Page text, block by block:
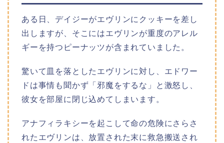
ある日、デイジーがエヴリンにクッキーを差し
出しますが、そこにはエヴリンが重度のアレル
ギーを持つピーナッツが含まれていました。
驚いて皿を落としたエヴリンに対し、エドワー
ドは事情も聞かず「邪魔をするな」と激怒し、
彼女を部屋に閉じ込めてしまいます。
アナフィラキシーを起こして命の危険にさらさ
れたエヴリンは、放置された末に救急搬送され